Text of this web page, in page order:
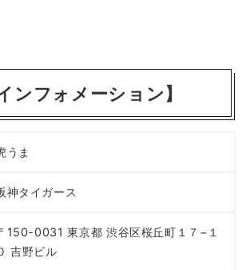
ンフォメーション】
うま
神タイガース
150-0031 東京都 渋谷区桜丘町１７−１
吉野ビル